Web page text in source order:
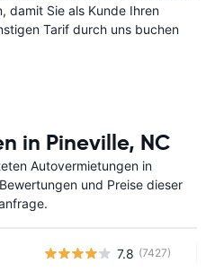
damit Sie als Kunde Ihren
Tarif durch uns buchen
in Pineville, NC
Autovermietungen in
und Preise dieser
7.8 (7427)